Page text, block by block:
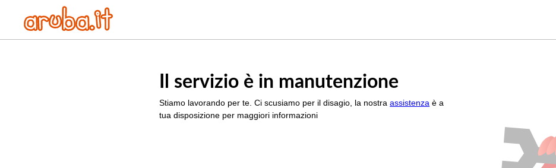
Il servizio è in manutenzione
Stiamo lavorando per te. Ci scusiamo per il disagio, la nostraassistenza è a
tua disposizione per maggiori informazioni